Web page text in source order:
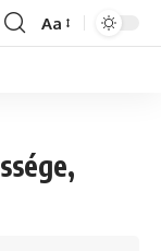
Font
Aa